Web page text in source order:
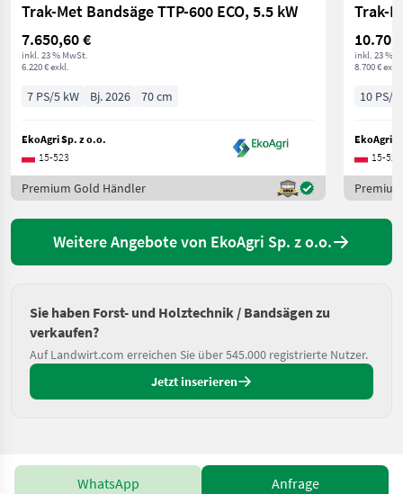
Trak-Met Bandsäge TTP-600 ECO, 5.5 kW
7.650,60 €
inkl. 23 % MwSt.
6.220 € exkl.
7 PS/5 kW Bj. 2026 70 cm
EkoAgri Sp. z o.o.
15-523
Premium Gold Händler
10.701
inkl. 23 %
8.700 € exkl.
10 PS/7
EkoAgri
15-523
Weitere Angebote von EkoAgri Sp. z o.o.
Sie haben Forst- und Holztechnik / Bandsägen zu
verkaufen?
Auf Landwirt.com erreichen Sie über 545.000 registrierte Nutzer.
Jetzt inserieren
WhatsApp Anfrage